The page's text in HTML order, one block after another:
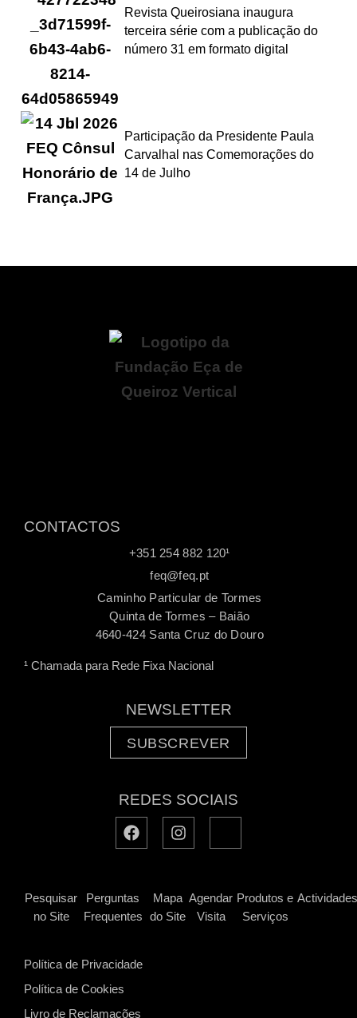
Revista Queirosiana inaugura
terceira série com a publicação do
número 31 em formato digital
Participação da Presidente Paula
Carvalhal nas Comemorações do
14 de Julho
CONTACTOS
+351 254 882 120¹
feq@feq.pt
Caminho Particular de Tormes
Quinta de Tormes – Baião
4640-424 Santa Cruz do Douro
¹ Chamada para Rede Fixa Nacional
NEWSLETTER
SUBSCREVER
REDES SOCIAIS
Pesquisar
no Site
Perguntas
Frequentes
Mapa
do Site
Agendar
Visita
Produtos e
Serviços
Actividades
Política de Privacidade
Política de Cookies
Livro de Reclamações